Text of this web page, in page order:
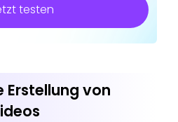
testen
Erstellung von